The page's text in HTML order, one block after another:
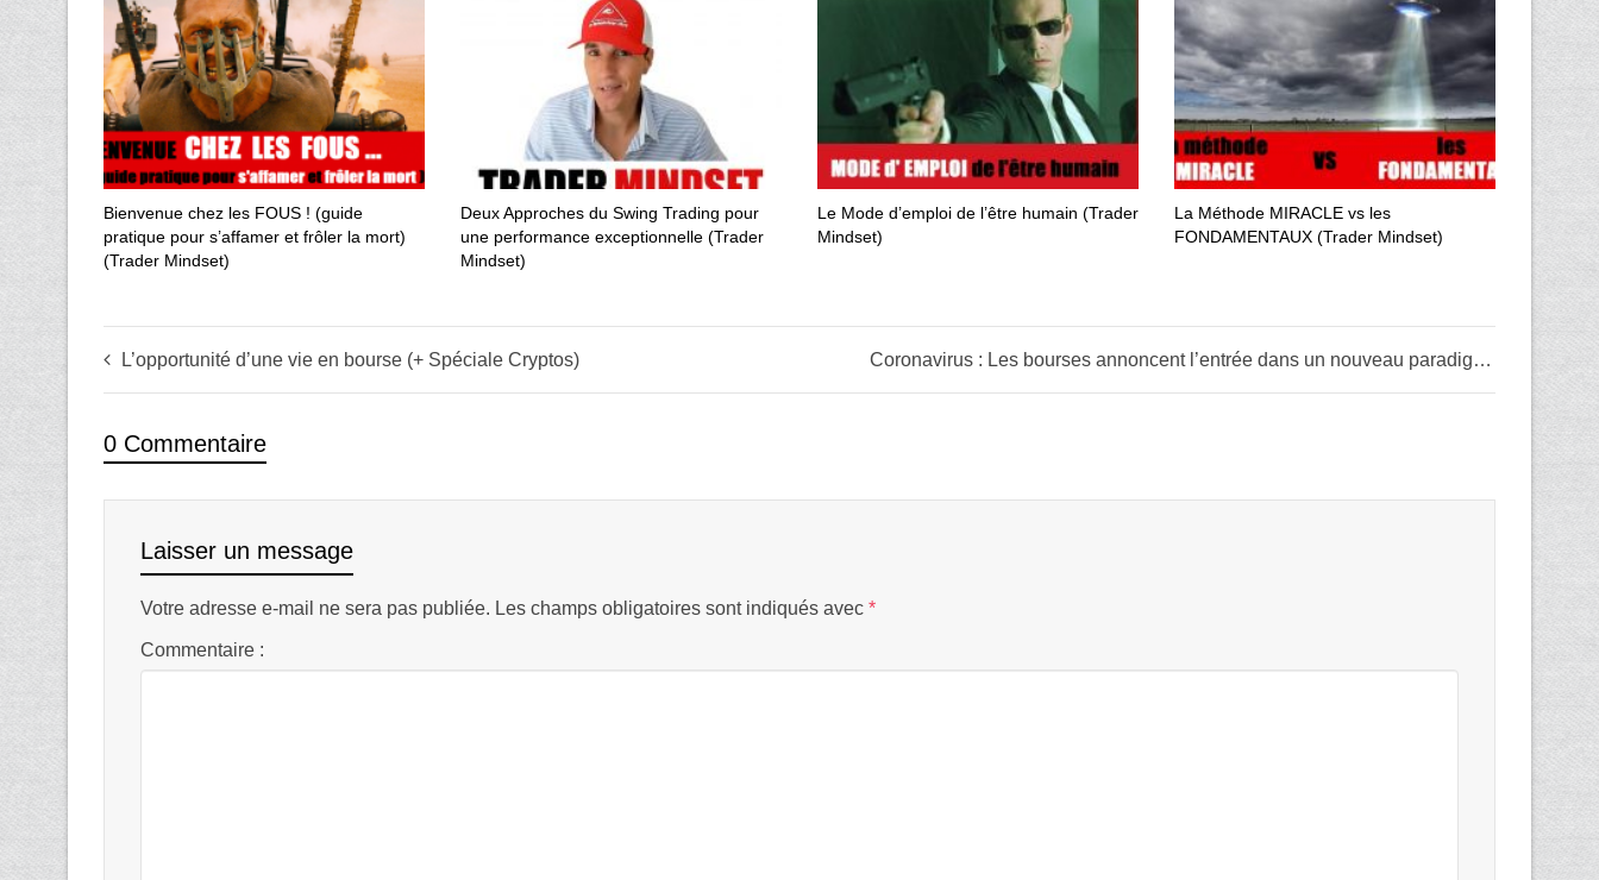
Bienvenue chez les FOUS ! (guide
pratique pour s’affamer et frôler la mort)
(Trader Mindset)
Deux Approches du Swing Trading pour
une performance exceptionnelle (Trader
Mindset)
Le Mode d’emploi de l’être humain (Trader
Mindset)
La Méthode MIRACLE vs les
FONDAMENTAUX (Trader Mindset)
L’opportunité d’une vie en bourse (+ Spéciale Cryptos) Coronavirus : Les bourses annoncent l’entrée dans un nouveau paradigme de la peur pour l’espèce humaine
0 Commentaire
Laisser un message
Votre adresse e-mail ne sera pas publiée. Les champs obligatoires sont indiqués avec *
Commentaire :